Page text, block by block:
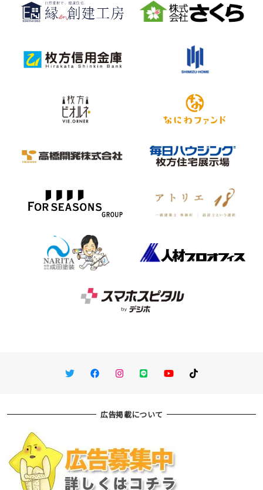
TwitterFacebookInstagram
LINE You TubeTikTok
広告掲載について